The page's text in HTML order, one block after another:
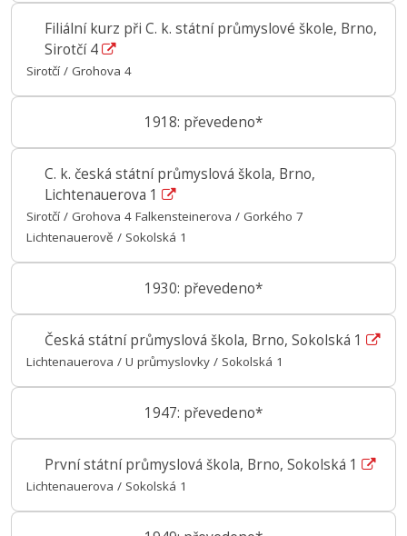
Filiální kurz při C. k. státní průmyslové škole, Brno,
Sirotčí 4
Sirotčí / Grohova 4
1918: převedeno*
C. k. česká státní průmyslová škola, Brno,
Lichtenauerova 1
Sirotčí / Grohova 4 Falkensteinerova / Gorkého 7
Lichtenauerově / Sokolská 1
1930: převedeno*
Česká státní průmyslová škola, Brno, Sokolská 1
Lichtenauerova / U průmyslovky / Sokolská 1
1947: převedeno*
První státní průmyslová škola, Brno, Sokolská 1
Lichtenauerova / Sokolská 1